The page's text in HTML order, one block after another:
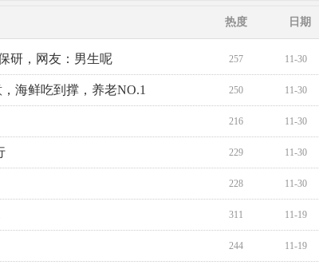
日期
热度
研，网友：男生呢 11-30
257
海鲜吃到撑，养老NO.1 11-30
250
11-30
216
11-30
229
11-30
228
11-19
311
11-19
244